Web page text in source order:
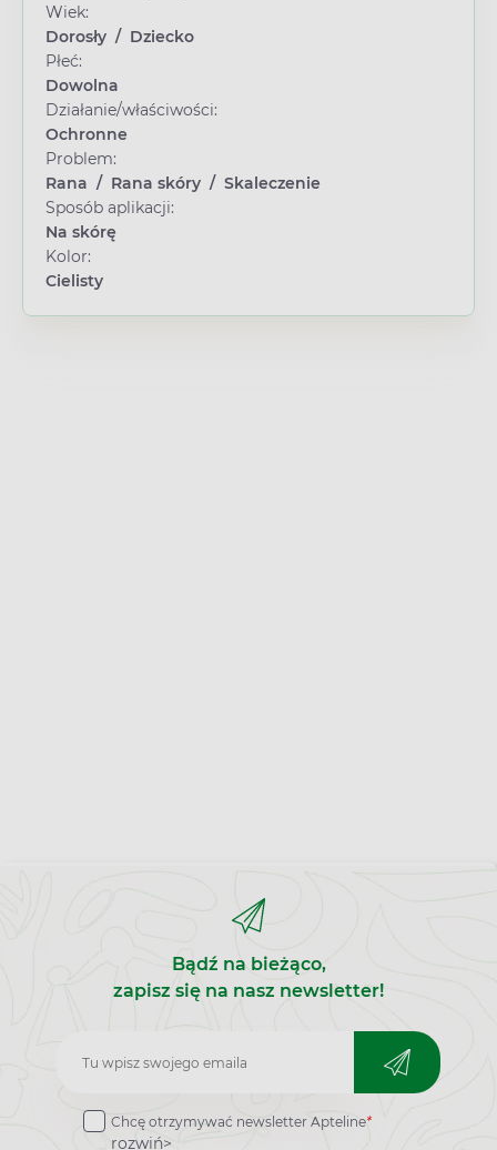
Wiek:
Dorosły / Dziecko
Płeć:
Dowolna
Działanie/właściwości:
Ochronne
Problem:
Rana / Rana skóry / Skaleczenie
Sposób aplikacji:
Na skórę
Kolor:
Cielisty
Bądź na bieżąco,
zapisz się na nasz newsletter!
Zapisz
do
Chcę otrzymywać newsletter Apteline*
rozwiń>